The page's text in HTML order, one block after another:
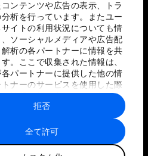
ンテンツや広告の表示、トラ
析を行っています。またユー
イトの利用状況についても情
ソーシャルメディアや広告配
析の各パートナーに情報を共
。ここで収集された情報は、
パートナーに提供した他の情
ナーのサービスを使用した際
た情報と組み合わされ、各パー
て使用されることがありま
全て許可
拒否
リシーと利用規約
トマップ